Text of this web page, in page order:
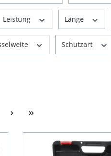
Leistung Länge
Schutzart